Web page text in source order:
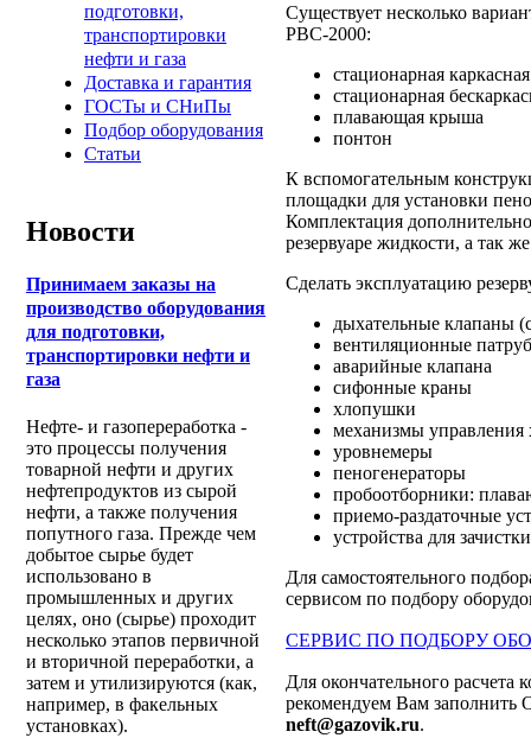
подготовки,
транспортировки
нефти и газа
Доставка и гарантия
ГОСТы и СНиПы
Подбор оборудования
Статьи
Новости
Принимаем заказы на
производство оборудования
для подготовки,
транспортировки нефти и
газа
Нефте- и газопереработка -
это процессы получения
товарной нефти и других
нефтепродуктов из сырой
нефти, а также получения
попутного газа. Прежде чем
добытое сырье будет
использовано в
промышленных и других
целях, оно (сырье) проходит
несколько этапов первичной
и вторичной переработки, а
затем и утилизируются (как,
например, в факельных
установках).
Существует несколько
РВС-2000:
стационарная
стационарная
плавающая крыша
понтон
К вспомогательным
площадки для установки
Комплектация
резервуаре жидкости, а так
Сделать эксплуатацию
дыхательные клапаны
вентиляционные
аварийные клапана
сифонные краны
хлопушки
механизмы
уровнемеры
пеногенераторы
пробоотборники:
приемо-раздаточные
устройства для
Для самостоятельного
сервисом по подбору
СЕРВИС ПО ПОДБОРУ
Для окончательного
рекомендуем Вам заполнить
neft@gazovik.ru.